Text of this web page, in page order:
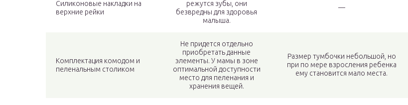
Силиконовые накладки на
верхние рейки
режутся зубы, они
безвредны для здоровья
малыша.
—
Комплектация комодом и
пеленальным столиком
Не придется отдельно
приобретать данные
элементы. У мамы в зоне
оптимальной доступности
место для пеленания и
хранения вещей.
Размер тумбочки небольшой, но
при по мере взросления ребенка
ему становится мало места.